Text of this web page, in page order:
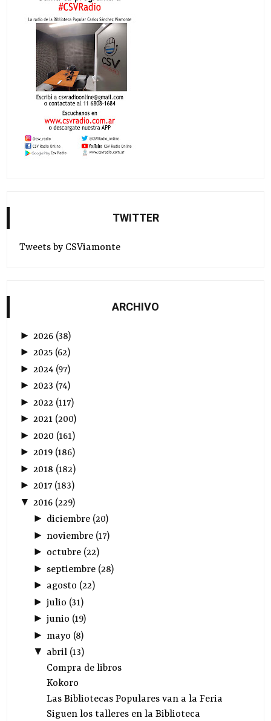
TWITTER
Tweets by CSViamonte
ARCHIVO
► 2026 (38)
►2025 (62)
► 2024 (97)
►2023 (74)
► 2022 (117)
►2021 (200)
► 2020 (161)
►2019 (186)
► 2018 (182)
►2017(183)
▼ 2016 (229)
► diciembre(20)
► noviembre(17)
► octubre(22)
► septiembre(28)
► agosto (22)
► julio (31)
► junio (19)
► mayo (8)
▼ abril(13)
Compra de libros
Kokoro
Las Bibliotecas Populares van a la Feria
Siguen los talleres en la Biblioteca